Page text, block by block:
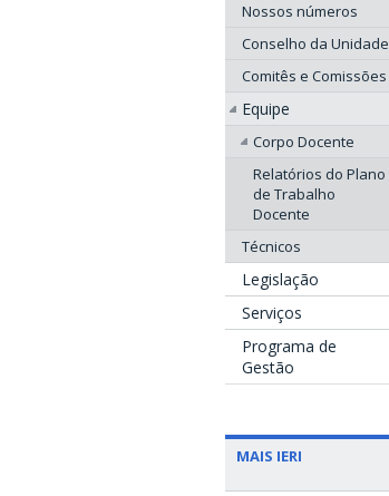
Nossos números
Conselho da Unidade
Comitês e Comissões
Equipe
Corpo Docente
Relatórios do Plano
de Trabalho
Docente
Técnicos
Legislação
Serviços
Programa de
Gestão
MAIS IERI